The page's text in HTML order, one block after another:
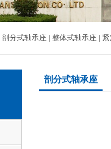
剖分式轴承座 | 整体式轴承座 | 紧
剖分式轴承座